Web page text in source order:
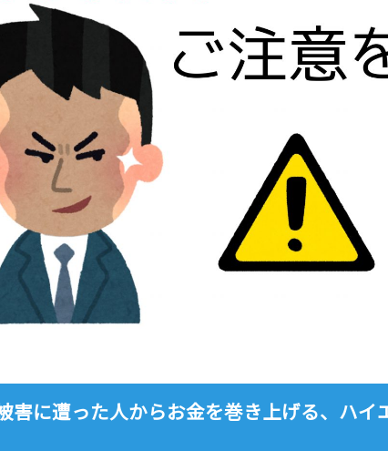
害に遭った人からお金を巻き上げる、ハイ